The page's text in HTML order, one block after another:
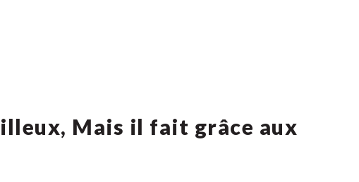
Mais il fait grâce aux